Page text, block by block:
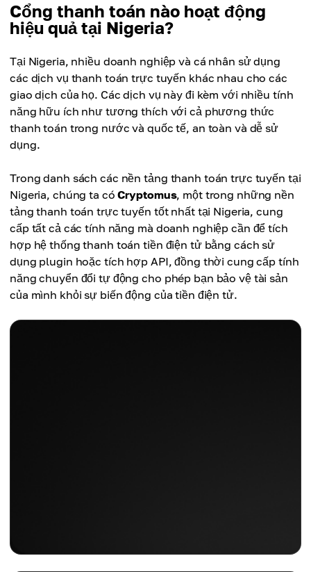
Cổng thanh toán nào hoạt động
hiệu quả tại Nigeria?
Tại Nigeria, nhiều doanh nghiệp và cá nhân sử dụng
các dịch vụ thanh toán trực tuyến khác nhau cho các
giao dịch của họ. Các dịch vụ này đi kèm với nhiều tính
năng hữu ích như tương thích với cả phương thức
thanh toán trong nước và quốc tế, an toàn và dễ sử
dụng.
Trong danh sách các nền tảng thanh toán trực tuyến tại
Nigeria, chúng ta cóCryptomus, một trong những nền
tảng thanh toán trực tuyến tốt nhất tại Nigeria, cung
cấp tất cả các tính năng mà doanh nghiệp cần để tích
hợp hệ thống thanh toán tiền điện tử bằng cách sử
dụng plugin hoặc tích hợp API, đồng thời cung cấp tính
năng chuyển đổi tự động cho phép bạn bảo vệ tài sản
của mình khỏi sự biến động của tiền điện tử.